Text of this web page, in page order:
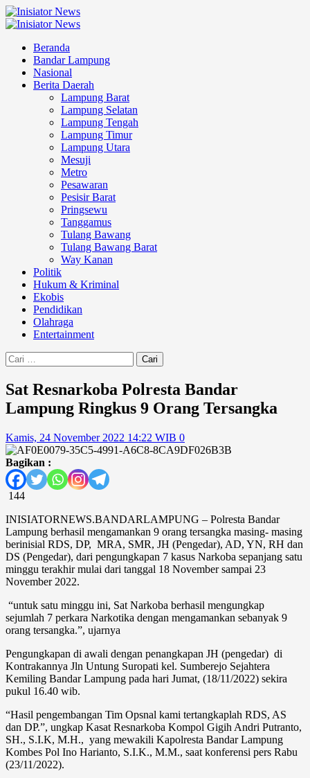
Skip
to
Primary
Beranda
Bandar Lampung
Nasional
Berita Daerah
Lampung Barat
Lampung Selatan
Lampung Tengah
Lampung Timur
Lampung Utara
Mesuji
Metro
Pesawaran
Pesisir Barat
Pringsewu
Tanggamus
Tulang Bawang
Tulang Bawang Barat
Way Kanan
Politik
Hukum & Kriminal
Ekobis
Pendidikan
Olahraga
Entertainment
Cari
untuk:
Sat Resnarkoba Polresta Bandar
Lampung Ringkus 9 Orang Tersangka
Kamis, 24 November 2022 14:22 WIB 0
Bagikan :
144
INISIATORNEWS.BANDARLAMPUNG – Polresta Bandar
Lampung berhasil mengamankan 9 orang tersangka masing- masing
berinisial RDS, DP, MRA, SMR, JH (Pengedar), AD, YN, RH dan
DS (Pengedar), dari pengungkapan 7 kasus Narkoba sepanjang satu
minggu terakhir mulai dari tanggal 18 November sampai 23
November 2022.
“untuk satu minggu ini, Sat Narkoba berhasil mengungkap
sejumlah 7 perkara Narkotika dengan mengamankan sebanyak 9
orang tersangka.”, ujarnya
Pengungkapan di awali dengan penangkapan JH (pengedar) di
Kontrakannya Jln Untung Suropati kel. Sumberejo Sejahtera
Kemiling Bandar Lampung pada hari Jumat, (18/11/2022) sekira
pukul 16.40 wib.
“Hasil pengembangan Tim Opsnal kami tertangkaplah RDS, AS
dan DP.”, ungkap Kasat Resnarkoba Kompol Gigih Andri Putranto,
SH., S.I.K, M.H., yang mewakili Kapolresta Bandar Lampung
Kombes Pol Ino Harianto, S.I.K., M.M., saat konferensi pers Rabu
(23/11/2022).